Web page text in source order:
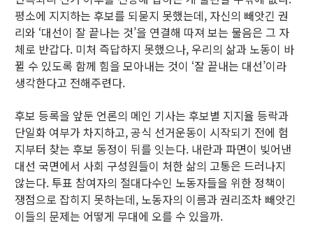
평소에 지지하는 후보를 되묻지 못했는데, 자신의 빼앗긴 권
리와 ‘대선이 잘 끝나는 것’을 연결해 따져 보는 물음은 그 자
체로 반갑다. 미처 즉답하지 못했으나, 우리의 삶과 노동이 바
뀔 수 있도록 함께 힘을 모아내는 것이 ‘잘 끝내는 대선’이라
생각한다고 전해주련다.
후보 등록을 앞둔 언론의 메인 기사는 후보별 지지율 등락과
단일화 여부가 차지하고, 공식 선거운동이 시작되기 전에 험
지부터 찾는 후보 동정이 뒤를 잇는다. 내란과 파면이 빚어낸
대선 국면에서 사회 구성원들이 처한 삶의 고통은 드러나지
않는다. 투표 참여자의 절대다수인 노동자들을 위한 정책이
쟁점으로 잡히지 못하는데, 노동자의 이름과 권리조차 빼앗긴
이들의 문제는 어떻게 무대에 오를 수 있을까.